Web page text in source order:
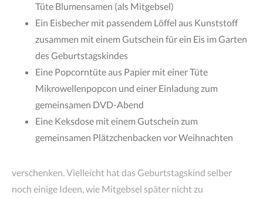
Tüte Blumensamen (als Mitgebsel)
Ein Eisbecher mit passendem Löffel aus Kunststoff
zusammen mit einem Gutschein für ein Eis im Garten
des Geburtstagskindes
Eine Popcorntüte aus Papier mit einer Tüte
Mikrowellenpopcon und einer Einladung zum
gemeinsamen DVD-Abend
Eine Keksdose mit einem Gutschein zum
gemeinsamen Plätzchenbacken vor Weihnachten
verschenken. Vielleicht hat das Geburtstagskind selber
noch einige Ideen, wie Mitgebsel später nicht zu